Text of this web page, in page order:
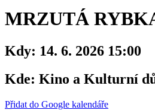
MRZUTÁ
Kdy: 14. 6. 2026 15:00
Kde: Kino a Kulturní
Přidat do Google kalendáře